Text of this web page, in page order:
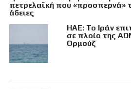
πετρελαϊκή που «προσπερνά»
άδειες
ΗΑΕ: Το Ιράν
σε πλοίο της
Ορμούζ